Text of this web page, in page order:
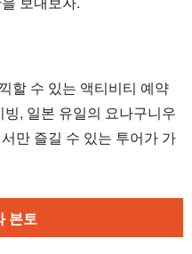
할 수 있는 액티비티 예약
, 일본 유일의 요나구니우
만 즐길 수 있는 투어가 가
본토